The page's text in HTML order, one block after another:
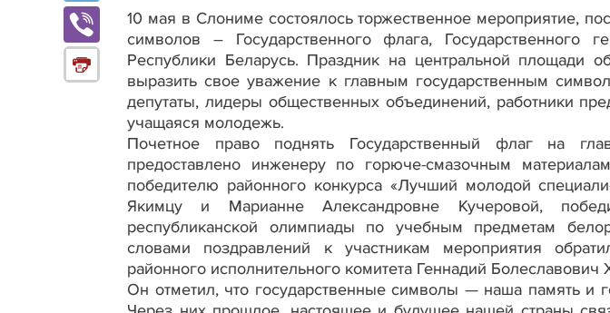
10 мая в Слониме состоялось торжественное мероприятие,
символов – Государственного флага, Государственного
Республики Беларусь. Праздник на центральной площади
выразить свое уважение к главным государственным
депутаты, лидеры общественных объединений, работники
учащаяся молодежь.
Почетное право поднять Государственный флаг на
предоставлено инженеру по горюче-смазочным
победителю районного конкурса «Лучший молодой
Якимцу и Марианне Александровне Кучеровой,
республиканской олимпиады по учебным предметам
словами поздравлений к участникам мероприятия
районного исполнительного комитета Геннадий Болеславович
Он отметил, что государственные символы — наша память и